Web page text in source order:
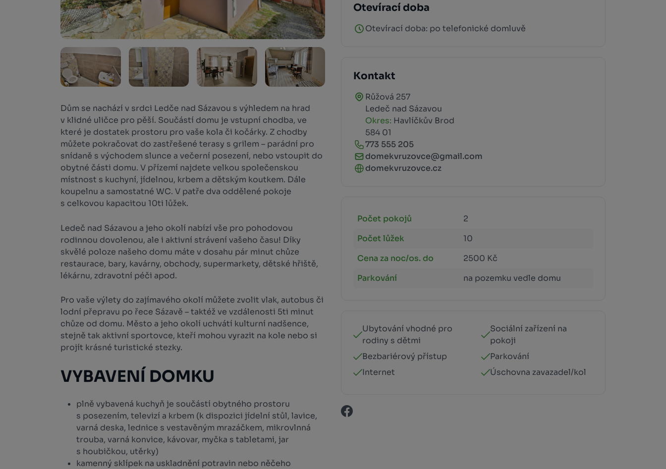
Otevírací doba
Otevírací doba: po telefonické domluvě
Kontakt
Růžová 257
Ledeč nad Sázavou
Okres: Havlíčkův Brod
584 01
773 555 205
domekvruzovce@gmail.com
domekvruzovce.cz
Počet pokojů
2
Počet lůžek
10
Cena za noc/os. do
2500 Kč
Parkování
na pozemku vedle domu
Ubytování vhodné pro
rodiny s dětmi
Bezbariérový přístup
Internet
Sociální zařízení na
pokoji
Parkování
Úschovna zavazadel/kol
Dům se nachází v srdci Ledče nad Sázavou s výhledem na hrad
v klidné uličce pro pěší. Součástí domu je vstupní chodba, ve
které je dostatek prostoru pro vaše kola či kočárky. Z chodby
můžete pokračovat do zastřešené terasy s grilem – parádní pro
snídaně s východem slunce a večerní posezení, nebo vstoupit do
obytné části domu. V přízemí najdete velkou společenskou
místnost s kuchyní, jídelnou, krbem a dětským koutkem. Dále
koupelnu a samostatné WC. V patře dva oddělené pokoje
s celkovou kapacitou 10ti lůžek.
Ledeč nad Sázavou a jeho okolí nabízí vše pro pohodovou
rodinnou dovolenou, ale i aktivní strávení vašeho času! Díky
skvělé poloze našeho domu máte v dosahu pár minut chůze
restaurace, bary, kavárny, obchody, supermarkety, dětské hřiště,
lékárnu, zdravotní péči apod.
Pro vaše výlety do zajímavého okolí můžete zvolit vlak, autobus či
lodní přepravu po řece Sázavě – taktéž ve vzdálenosti 5ti minut
chůze od domu. Město a jeho okolí uchvátí kulturní nadšence,
stejně tak aktivní sportovce, kteří mohou vyrazit na kole nebo si
projít krásné turistické stezky.
VYBAVENÍ DOMKU
plně vybavená kuchyň je součástí obytného prostoru
s posezením, televizí a krbem (k dispozici jídelní stůl, lavice,
varná deska, lednice s vestavěným mrazáčkem, mikrovlnná
trouba, varná konvice, kávovar, myčka s tabletami, jar
s houbičkou, utěrky)
kamenný sklípek na uskladnění potravin nebo něčeho